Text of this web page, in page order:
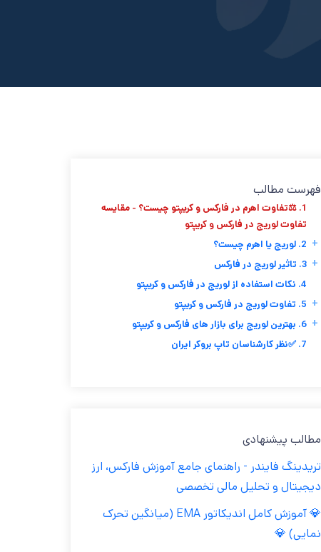
فهرست مطالب
1. ⚖️تفاوت اهرم در فارکس و کریپتو چیست؟ - مقایسه
تفاوت لوریج در فارکس و کریپتو
2. لوریج یا اهرم چیست؟ +
3. تاثیر لوریج در فارکس +
4. نکات استفاده از لوریج در فارکس و کریپتو
5. تفاوت لوریج در فارکس و کریپتو +
6. بهترین لوریج برای بازار های فارکس و کریپتو +
7. ✅نظر کارشناسان تاپ بروکر ایران
مطالب پیشنهادی
تریدینگ فایندر - راهنمای جامع آموزش فارکس، ارز
دیجیتال و تحلیل مالی تخصصی
💎 آموزش کامل اندیکاتور EMA (میانگین تحرک
نمایی) 💎